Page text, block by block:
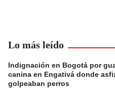
Lo más leído
Indignación en Bogotá por
canina en Engativá donde
golpeaban perros